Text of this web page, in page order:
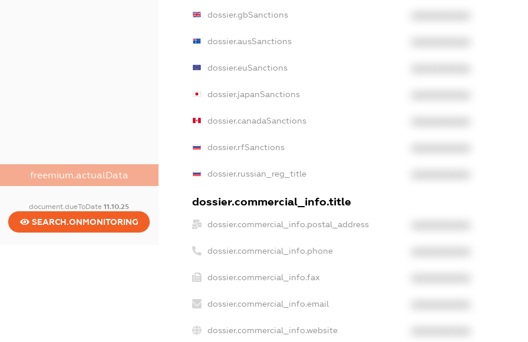
freemium.actualData
document.dueToDate11.10.25
SEARCH.ONMONITORING
dossier.gbSanctions
dossier.ausSanctions
dossier.euSanctions
dossier.japanSanctions
dossier.canadaSanctions
dossier.rfSanctions
dossier.russian_reg_title
dossier.commercial_info.title
dossier.commercial_info.postal_address
dossier.commercial_info.phone
dossier.commercial_info.fax
dossier.commercial_info.email
dossier.commercial_info.website